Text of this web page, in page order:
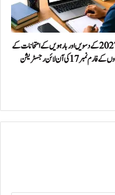
فروری۔مارچ 2027 کے دسویں اور بارہویں کے امتحانات کے
لیے نجی امیدواروں کے فارم نمبر 17 کی آن لائن رجسٹریشن